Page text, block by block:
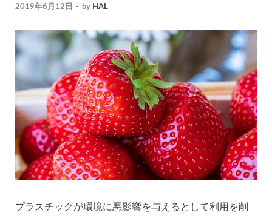
2019年6月12日 - by HAL
プラスチックが環境に悪影響を与えるとして利用を削